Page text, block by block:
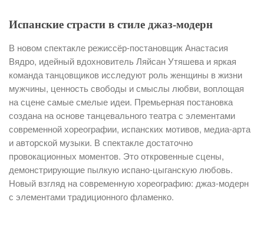
Испанские страсти в стиле джаз-модерн
В новом спектакле режиссёр-постановщик Анастасия
Вядро, идейный вдохновитель Ляйсан Утяшева и яркая
команда танцовщиков исследуют роль женщины в жизни
мужчины, ценность свободы и смыслы любви, воплощая
на сцене самые смелые идеи. Премьерная постановка
создана на основе танцевального театра с элементами
современной хореографии, испанских мотивов, медиа-арта
и авторской музыки. В спектакле достаточно
провокационных моментов. Это откровенные сцены,
демонстрирующие пылкую испано-цыганскую любовь.
Новый взгляд на современную хореографию: джаз-модерн
с элементами традиционного фламенко.